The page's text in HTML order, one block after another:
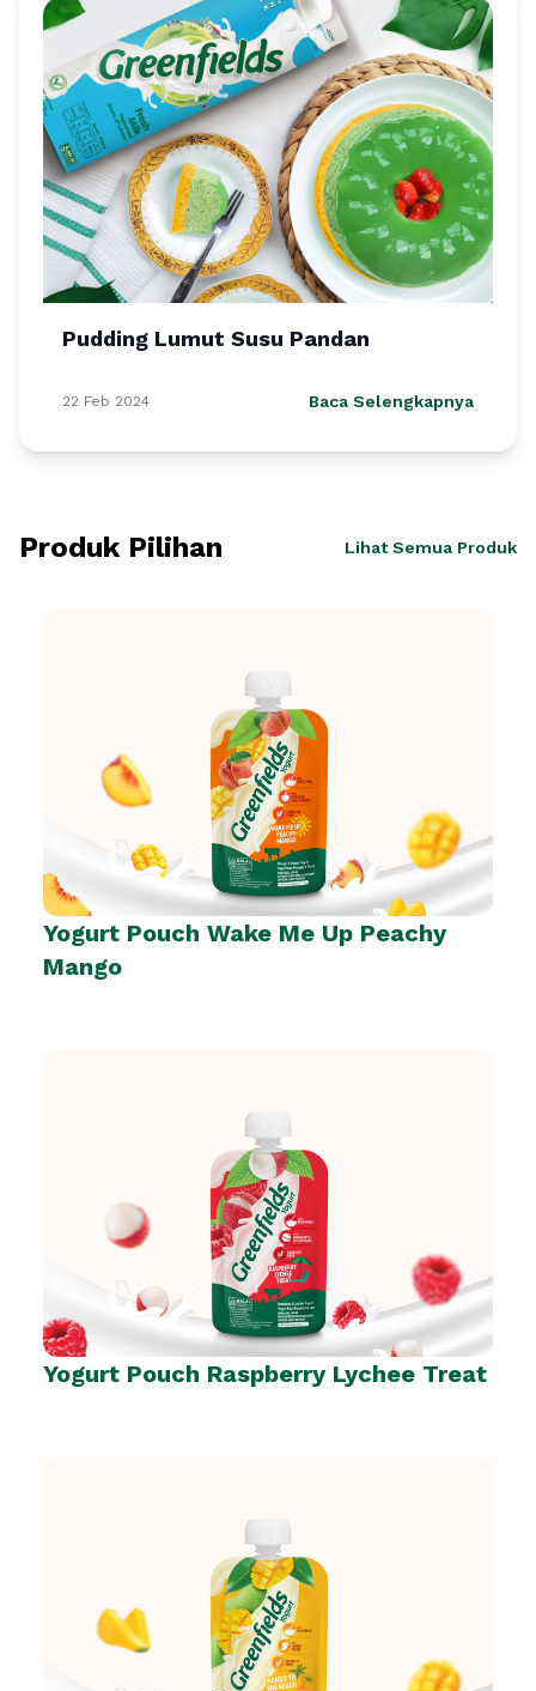
Pudding Lumut Susu Pandan
22 Feb 2024 Baca Selengkapnya
Produk Pilihan Lihat Semua Produk
Yogurt Pouch Wake Me Up Peachy
Mango
Yogurt Pouch Raspberry Lychee Treat